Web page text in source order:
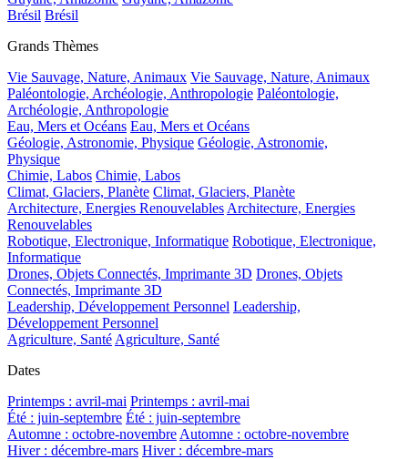
Brésil Brésil
Grands Thèmes
Vie Sauvage, Nature, Animaux Vie Sauvage, Nature, Animaux
Paléontologie, Archéologie, Anthropologie Paléontologie,
Archéologie, Anthropologie
Eau, Mers et Océans Eau, Mers et Océans
Géologie, Astronomie, Physique Géologie, Astronomie,
Physique
Chimie, Labos Chimie, Labos
Climat, Glaciers, Planète Climat, Glaciers, Planète
Architecture, Energies Renouvelables Architecture, Energies
Renouvelables
Robotique, Electronique, Informatique Robotique, Electronique,
Informatique
Drones, Objets Connectés, Imprimante 3D Drones, Objets
Connectés, Imprimante 3D
Leadership, Développement Personnel Leadership,
Développement Personnel
Agriculture, Santé Agriculture, Santé
Dates
Printemps : avril-mai Printemps : avril-mai
Été : juin-septembre Été : juin-septembre
Automne : octobre-novembre Automne : octobre-novembre
Hiver : décembre-mars Hiver : décembre-mars